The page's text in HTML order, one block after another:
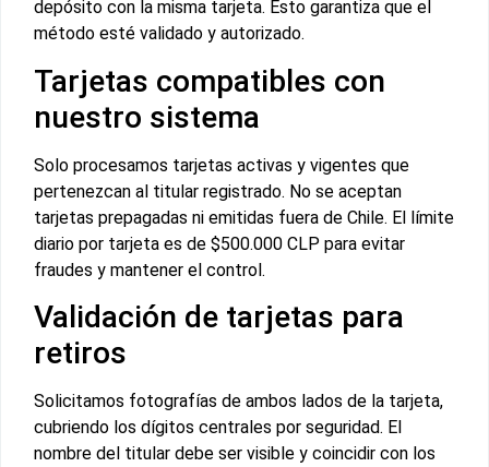
depósito con la misma tarjeta. Esto garantiza que el
método esté validado y autorizado.
Tarjetas compatibles con
nuestro sistema
Solo procesamos tarjetas activas y vigentes que
pertenezcan al titular registrado. No se aceptan
tarjetas prepagadas ni emitidas fuera de Chile. El límite
diario por tarjeta es de $500.000 CLP para evitar
fraudes y mantener el control.
Validación de tarjetas para
retiros
Solicitamos fotografías de ambos lados de la tarjeta,
cubriendo los dígitos centrales por seguridad. El
nombre del titular debe ser visible y coincidir con los